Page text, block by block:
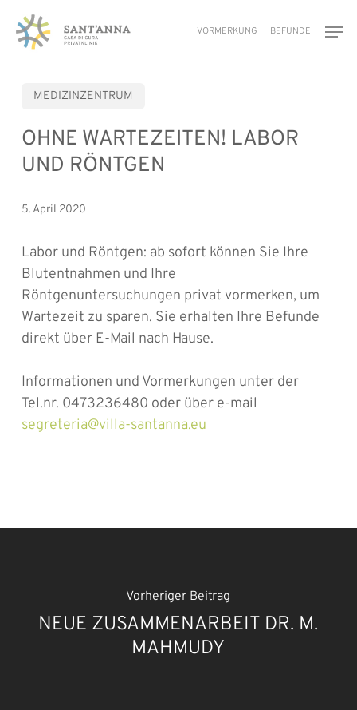
main
VORMERKUNG BEFUNDE
MEDIZINZENTRUM
OHNE WARTEZEITEN! LABOR
UND RÖNTGEN
5. April 2020
Labor und Rӧntgen: ab sofort können Sie Ihre
Blutentnahmen und Ihre
Röntgenuntersuchungen privat vormerken, um
Wartezeit zu sparen. Sie erhalten Ihre Befunde
direkt über E-Mail nach Hause.
Informationen und Vormerkungen unter der
Tel.nr. 0473236480 oder über e-mail
segreteria@villa-santanna.eu
Vorheriger Beitrag
NEUE ZUSAMMENARBEIT DR. M.
MAHMUDY